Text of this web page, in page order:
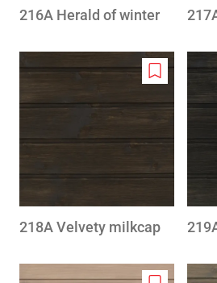
216A Herald of winter
Add
to
wishlist
218A Velvety milkcap